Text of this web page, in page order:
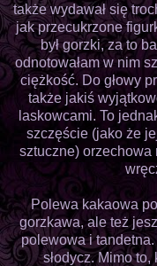
także wydawał się
jak przecukrzone
był gorzki, za to
odnotowałam w nim
ciężkość. Do głowy
także jakiś
laskowcami. To
szczęście (jako że
sztuczne) orzechowa
Polewa kakaowa
gorzkawa, ale też
polewowa i
słodycz. Mimo